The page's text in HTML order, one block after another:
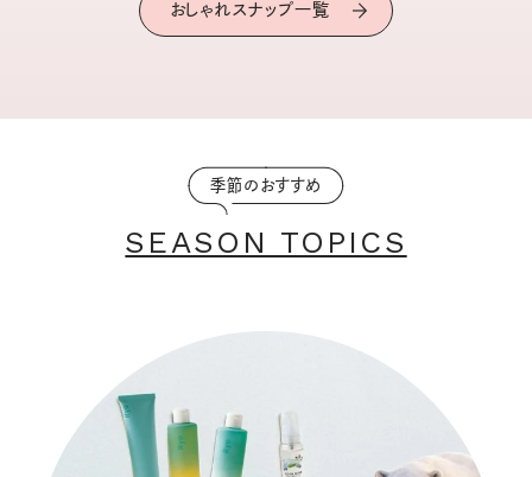
おしゃれスナップ一覧
季節のおすすめ
SEASON TOPICS